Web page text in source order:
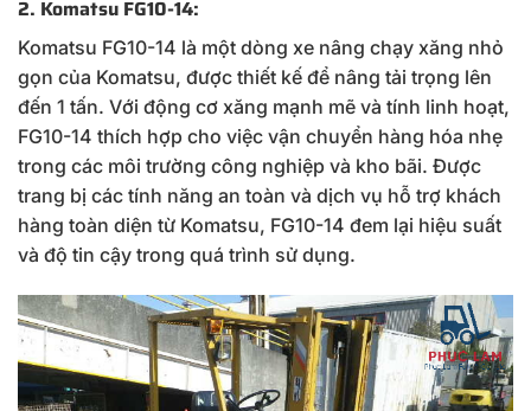
2. Komatsu FG10-14:
Komatsu FG10-14 là một dòng xe nâng chạy xăng nhỏ
gọn của Komatsu, được thiết kế để nâng tải trọng lên
đến 1 tấn. Với động cơ xăng mạnh mẽ và tính linh hoạt,
FG10-14 thích hợp cho việc vận chuyển hàng hóa nhẹ
trong các môi trường công nghiệp và kho bãi. Được
trang bị các tính năng an toàn và dịch vụ hỗ trợ khách
hàng toàn diện từ Komatsu, FG10-14 đem lại hiệu suất
và độ tin cậy trong quá trình sử dụng.